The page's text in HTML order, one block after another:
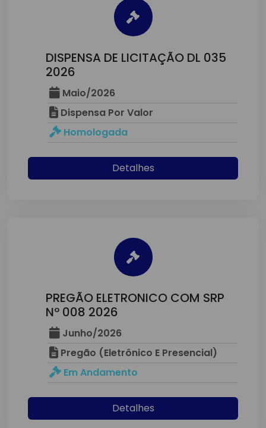
DISPENSA DE LICITAÇÃO DL 035
2026
Maio/2026
Dispensa Por Valor
Homologada
Detalhes
PREGÃO ELETRONICO COM SRP
Nº 008 2026
Junho/2026
Pregão (Eletrônico E Presencial)
Em Andamento
Detalhes